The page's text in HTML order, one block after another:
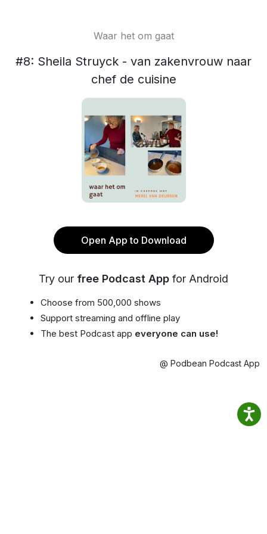
Waar het om gaat
#8: Sheila Struyck - van zakenvrouw naar
chef de cuisine
Open App to Download
Try our free Podcast App for Android
Choose from 500,000 shows
Support streaming and offline play
The best Podcast app everyone can use!
@ Podbean Podcast App